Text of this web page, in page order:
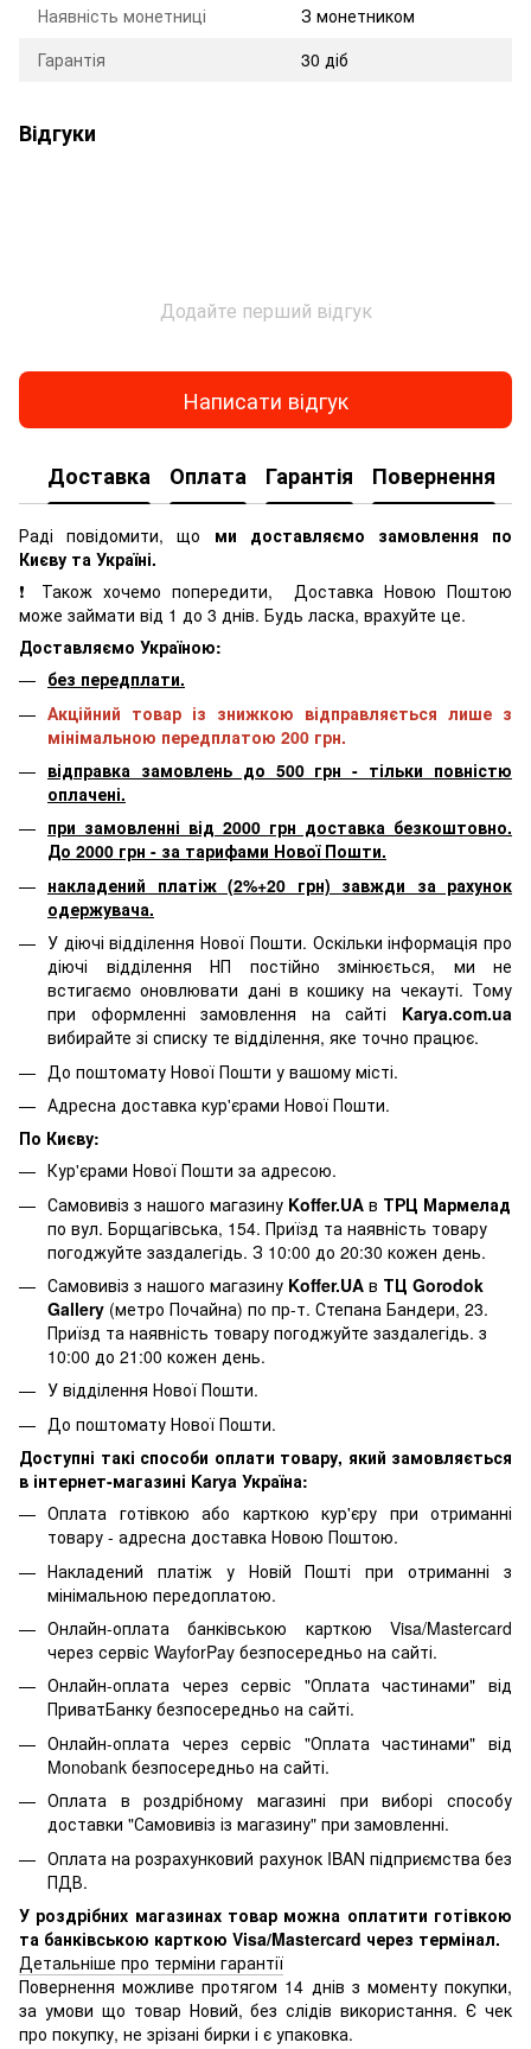
Наявність монетниці
З монетником
Гарантія
30 діб
Відгуки
Додайте перший відгук
Написати відгук
Доставка Оплата Гарантія Повернення
Раді повідомити, що ми доставляємо замовлення по
Києву та Україні.
❗ Також хочемо попередити, Доставка Новою Поштою
може займати від 1 до 3 днів. Будь ласка, врахуйте це.
Доставляємо Україною:
без передплати.
Акційний товар із знижкою відправляється лише з
мінімальною передплатою 200 грн.
відправка замовлень до 500 грн - тільки повністю
оплачені.
при замовленні від 2000 грн доставка безкоштовно.
До 2000 грн - за тарифами Нової Пошти.
накладений платіж (2%+20 грн) завжди за рахунок
одержувача.
У діючі відділення Нової Пошти. Оскільки інформація про
діючі відділення НП постійно змінюється, ми не
встигаємо оновлювати дані в кошику на чекауті. Тому
при оформленні замовлення на сайті Karya.com.ua
вибирайте зі списку те відділення, яке точно працює.
До поштомату Нової Пошти у вашому місті.
Адресна доставка кур'єрами Нової Пошти.
По Києву:
Кур'єрами Нової Пошти за адресою.
Самовивіз з нашого магазину Koffer.UA в ТРЦ Мармелад
по вул. Борщагівська, 154. Приїзд та наявність товару
погоджуйте заздалегідь. З 10:00 до 20:30 кожен день.
Самовивіз з нашого магазину Koffer.UA в ТЦ Gorodok
Gallery (метро Почайна) по пр-т. Степана Бандери, 23.
Приїзд та наявність товару погоджуйте заздалегідь. з
10:00 до 21:00 кожен день.
У відділення Нової Пошти.
До поштомату Нової Пошти.
Доступні такі способи оплати товару, який замовляється
в інтернет-магазині Karya Україна:
Оплата готівкою або карткою кур'єру при отриманні
товару - адресна доставка Новою Поштою.
Накладений платіж у Новій Пошті при отриманні з
мінімальною передоплатою.
Онлайн-оплата банківською карткою Visa/Mastercard
через сервіс WayforPay безпосередньо на сайті.
Онлайн-оплата через сервіс "Оплата частинами" від
ПриватБанку безпосередньо на сайті.
Онлайн-оплата через сервіс "Оплата частинами" від
Monobank безпосередньо на сайті.
Оплата в роздрібному магазині при виборі способу
доставки "Самовивіз із магазину" при замовленні.
Оплата на розрахунковий рахунок IBAN підприємства без
ПДВ.
У роздрібних магазинах товар можна оплатити готівкою
та банківською карткою Visa/Mastercard через термінал.
Детальніше про терміни гарантії
Повернення можливе протягом 14 днів з моменту покупки,
за умови що товар Новий, без слідів використання. Є чек
про покупку, не зрізані бирки і є упаковка.